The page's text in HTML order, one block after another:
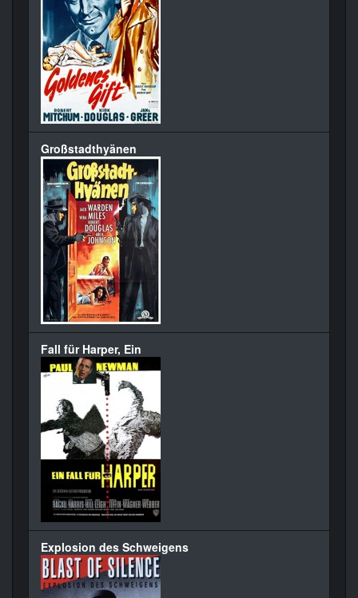
Großstadthyänen
Fall für Harper, Ein
Explosion des Schweigens